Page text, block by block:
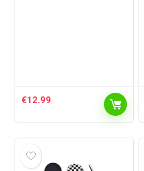
€12.99